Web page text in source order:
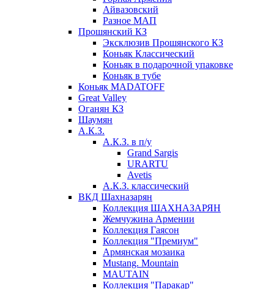
Айвазовский
Разное МАП
Прошянский КЗ
Эксклюзив Прошянского КЗ
Коньяк Классический
Коньяк в подарочной упаковке
Коньяк в тубе
Коньяк MADATOFF
Great Valley
Оганян КЗ
Шаумян
А.К.З.
А.К.З. в п/у
Grand Sargis
URARTU
Avetis
А.К.З. классический
ВКД Шахназарян
Коллекция ШАХНАЗАРЯН
Жемчужина Армении
Коллекция Гаясон
Коллекция "Премиум"
Армянская мозаика
Mustang. Mountain
MAUTAIN
Коллекция "Паракар"